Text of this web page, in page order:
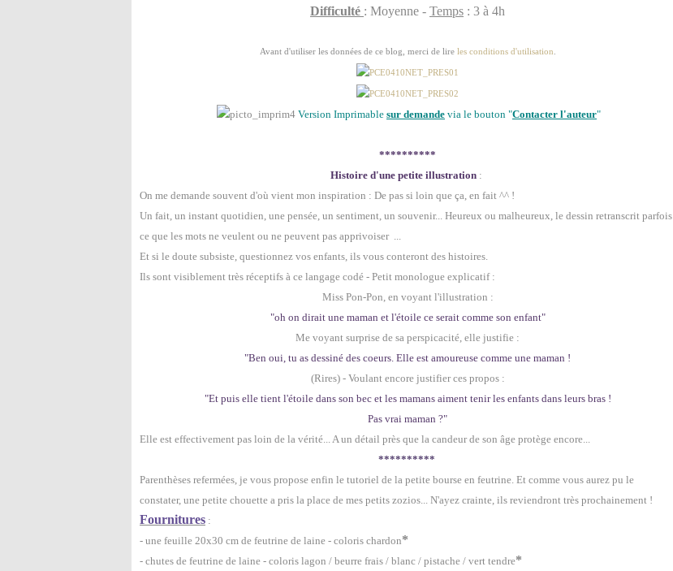
Difficulté : Moyenne - Temps : 3 à 4h
Avant d'utiliser les données de ce blog, merci de lire les conditions d'utilisation
Version Imprimable sur demande via le bouton "Contacter l'auteur"
**********
Histoire d'une petite illustration :
On me demande souvent d'où vient mon inspiration : De pas si loin que ça, en fait ^^ !
Un fait, un instant quotidien, une pensée, un sentiment, un souvenir... Heureux ou malheureux, le dessin retranscrit parfois
ce que les mots ne veulent ou ne peuvent pas apprivoiser ...
Et si le doute subsiste, questionnez vos enfants, ils vous conteront des histoires.
Ils sont visiblement très réceptifs à ce langage codé - Petit monologue explicatif :
Miss Pon-Pon, en voyant l'illustration :
"oh on dirait une maman et l'étoile ce serait comme son enfant"
Me voyant surprise de sa perspicacité, elle justifie :
"Ben oui, tu as dessiné des coeurs. Elle est amoureuse comme une maman !
(Rires) - Voulant encore justifier ces propos :
"Et puis elle tient l'étoile dans son bec et les mamans aiment tenir les enfants dans leurs bras !
Pas vrai maman ?"
Elle est effectivement pas loin de la vérité... A un détail près que la candeur de son âge protège encore...
**********
Parenthèses refermées, je vous propose enfin le tutoriel de la petite bourse en feutrine. Et comme vous aurez pu le
constater, une petite chouette a pris la place de mes petits zozios... N'ayez crainte, ils reviendront très prochainement !
Fournitures :
- une feuille 20x30 cm de feutrine de laine - coloris chardon*
- chutes de feutrine de laine - coloris lagon / beurre frais / blanc / pistache / vert tendre*